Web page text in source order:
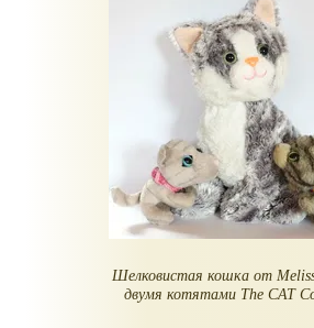
Шелковистая кошка от
двумя котятами The CAT